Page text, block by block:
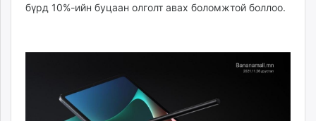
asu.mn
mglradio.com
бүрд 10%-ийн буцаан олголт авах боломжтой боллоо.